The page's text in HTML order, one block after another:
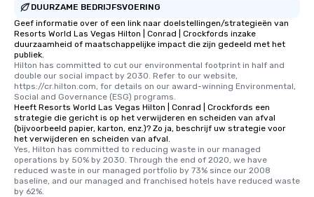
DUURZAME BEDRIJFSVOERING
Geef informatie over of een link naar doelstellingen/strategieën van
Resorts World Las Vegas Hilton | Conrad | Crockfords inzake
duurzaamheid of maatschappelijke impact die zijn gedeeld met het
publiek.
Hilton has committed to cut our environmental footprint in half and
double our social impact by 2030. Refer to our website,
https://cr.hilton.com, for details on our award-winning Environmental,
Social and Governance (ESG) programs.
Heeft Resorts World Las Vegas Hilton | Conrad | Crockfords een
strategie die gericht is op het verwijderen en scheiden van afval
(bijvoorbeeld papier, karton, enz.)? Zo ja, beschrijf uw strategie voor
het verwijderen en scheiden van afval.
Yes, Hilton has committed to reducing waste in our managed
operations by 50% by 2030. Through the end of 2020, we have
reduced waste in our managed portfolio by 73% since our 2008
baseline, and our managed and franchised hotels have reduced waste
by 62%.